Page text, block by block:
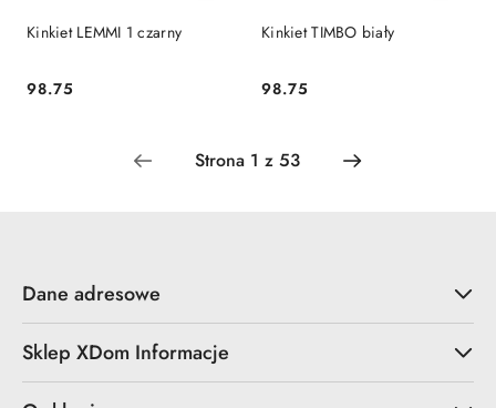
Kinkiet LEMMI 1 czarny
Cena:
98.75
Kinkiet TIMBO biały
Cena:
98.75
Dane adresowe
Sklep XDom Informacje